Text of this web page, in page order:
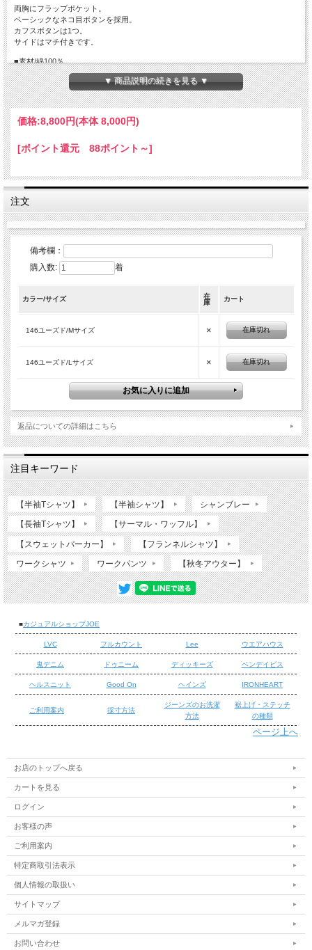
両胸にフラップポケット。
ベーシックなネコ目ボタンを採用。
カフスボタンは1つ。
サイドはマチ付きです。
■素材/綿100％
■カラー/146：ユーズド
■サイズ/肩幅・身幅・着丈・袖丈
・Mサイズ/43cm、53cm、72cm、63cm
・Lサイズ/45cm、55cm、74cm、64cm
▼ 商品説明の続きを見る ▼
価格:8,800円(本体 8,000円)
[ポイント還元 88ポイント～]
注文
備考欄：
購入数:
着
カラー/サイズ
在
庫
カート
146ユーズド/Mサイズ × 在庫切れ
146ユーズド/Lサイズ × 在庫切れ
返品についての詳細はこちら
注目キーワード
【半袖Tシャツ】 【半袖シャツ】 シャンブレー
【長袖Tシャツ】 【サーマル・ワッフル】
【スウェットパーカー】 【フランネルシャツ】
ワークシャツ ワークパンツ 【秋冬アウター】
■カジュアルショップJOE
LVC フルカウント Lee ウエアハウス
鬼デニム ドゥニーム ディッキーズ ベンデイビス
ヘルスニット Good On ヘインズ IRONHEART
ご利用案内 採寸方法
ジーンズのお洗濯
方法
裾上げ・ステッチ
の種類
ページ上へ
/お店のトップへ戻る
カートを見る
ログイン
お客様の声
ご利用案内
特定商取引法表示
個人情報の取扱い
サイトマップ
メルマガ登録
お問い合わせ